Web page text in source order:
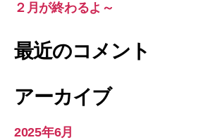
２月が終わるよ～
最近のコメント
アーカイブ
2025年6月